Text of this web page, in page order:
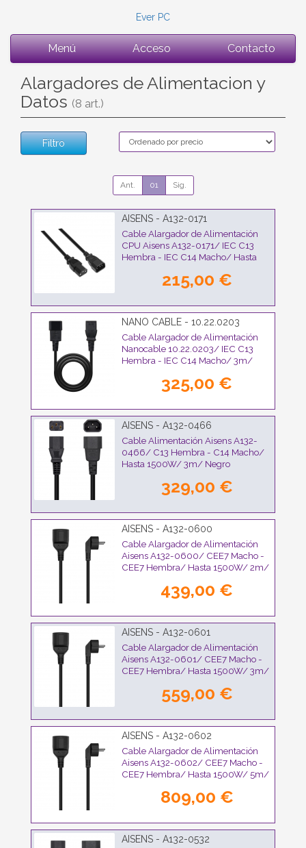
Ever PC
Menú Acceso Contacto
Alargadores de Alimentacion y
Datos (8 art.)
Filtro
Ant. 01 Sig.
AISENS - A132-0171
Cable Alargador de Alimentación
CPU Aisens A132-0171/ IEC C13
Hembra - IEC C14 Macho/ Hasta
215,00 €
NANO CABLE - 10.22.0203
Cable Alargador de Alimentación
Nanocable 10.22.0203/ IEC C13
Hembra - IEC C14 Macho/ 3m/
325,00 €
AISENS - A132-0466
Cable Alimentación Aisens A132-
0466/ C13 Hembra - C14 Macho/
Hasta 1500W/ 3m/ Negro
329,00 €
AISENS - A132-0600
Cable Alargador de Alimentación
Aisens A132-0600/ CEE7 Macho -
CEE7 Hembra/ Hasta 1500W/ 2m/
439,00 €
AISENS - A132-0601
Cable Alargador de Alimentación
Aisens A132-0601/ CEE7 Macho -
CEE7 Hembra/ Hasta 1500W/ 3m/
559,00 €
AISENS - A132-0602
Cable Alargador de Alimentación
Aisens A132-0602/ CEE7 Macho -
CEE7 Hembra/ Hasta 1500W/ 5m/
809,00 €
AISENS - A132-0532